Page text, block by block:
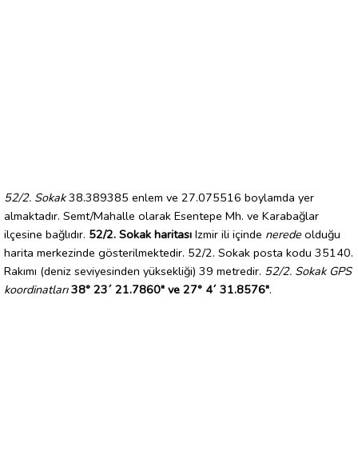
52/2. Sokak38.389385 enlem ve 27.075516 boylamda yer
almaktadır. Semt/Mahalle olarak Esentepe Mh. ve Karabağlar
ilçesine bağlıdır. 52/2. Sokak haritası Izmir ili içinde nerede olduğu
harita merkezinde gösterilmektedir. 52/2. Sokak posta kodu 35140.
Rakımı (deniz seviyesinden yüksekliği) 39 metredir. 52/2. Sokak GPS
koordinatları 38° 23´ 21.7860" ve 27° 4´ 31.8576".